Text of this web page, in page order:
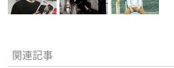
関連記事